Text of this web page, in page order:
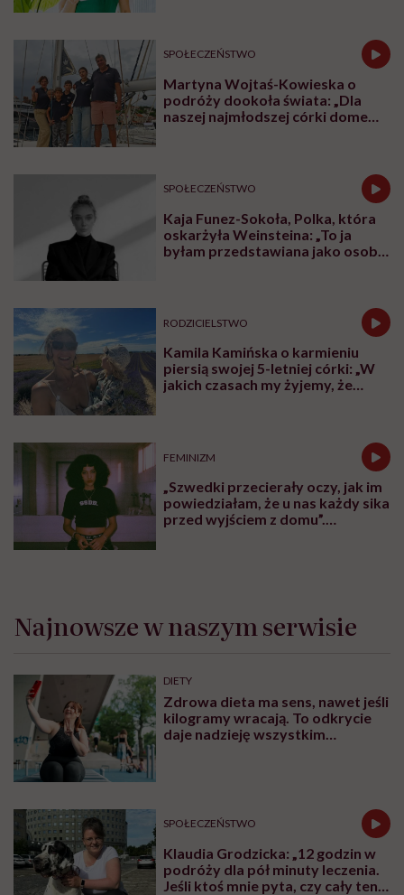
SPOŁECZEŃSTWO
Martyna Wojtaś-Kowieska o
podróży dookoła świata: „Dla
naszej najmłodszej córki domem
SPOŁECZEŃSTWO
Kaja Funez-Sokoła, Polka, która
oskarżyła Weinsteina: „To ja
byłam przedstawiana jako osoba,
RODZICIELSTWO
Kamila Kamińska o karmieniu
piersią swojej 5-letniej córki: „W
jakich czasach my żyjemy, że
FEMINIZM
„Szwedki przecierały oczy, jak im
powiedziałam, że u nas każdy sika
przed wyjściem z domu”.
Najnowsze w naszym serwisie
DIETY
Zdrowa dieta ma sens, nawet jeśli
kilogramy wracają. To odkrycie
daje nadzieję wszystkim
SPOŁECZEŃSTWO
Klaudia Grodzicka: „12 godzin w
podróży dla pół minuty leczenia.
Jeśli ktoś mnie pyta, czy cały ten